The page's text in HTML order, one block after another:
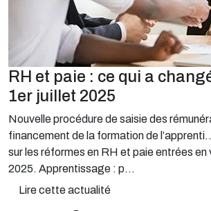
RH et paie : ce qui a
1er juillet 2025
Nouvelle procédure de saisie des
financement de la formation de
sur les réformes en RH et paie entrées en
2025. Apprentissage : p...
Lire cette actualité